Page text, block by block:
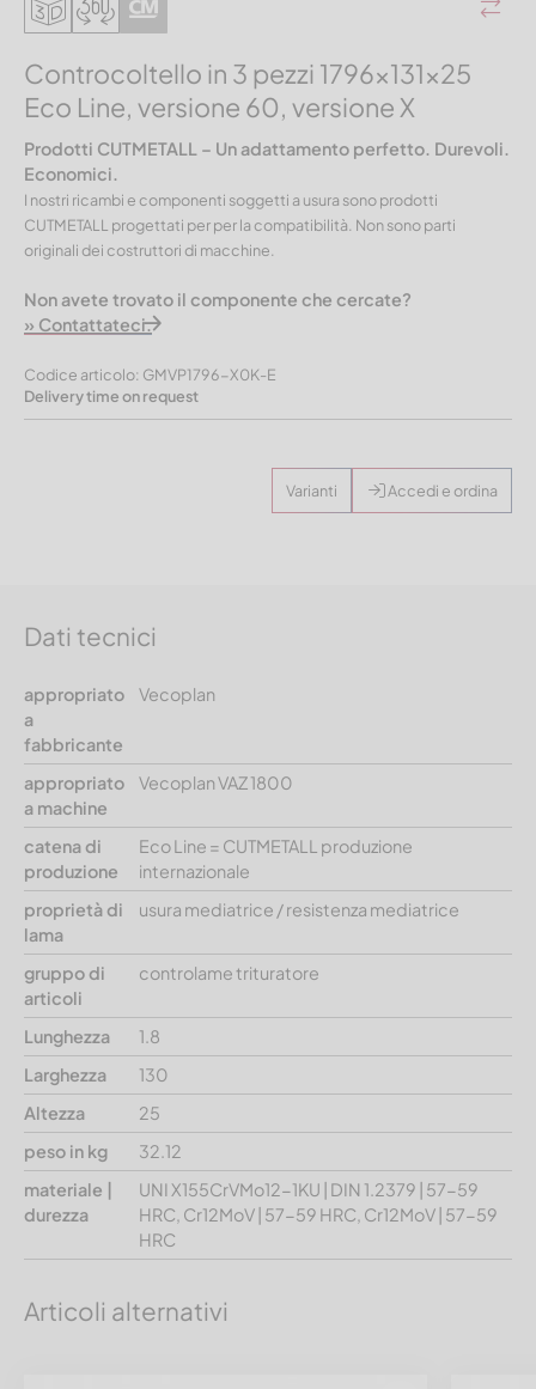
Controcoltello in 3 pezzi 1796x131x25
Eco Line, versione 60, versione X
Prodotti CUTMETALL – Un adattamento perfetto. Durevoli.
Economici.
I nostri ricambi e componenti soggetti a usura sono prodotti
CUTMETALL progettati per per la compatibilità. Non sono parti
originali dei costruttori di macchine.
Non avete trovato il componente che cercate?
» Contattateci.
Codice articolo: GMVP1796-X0K-E
Delivery time on request
Varianti Accedi e ordina
Dati tecnici
appropriato
a
fabbricante
Vecoplan
appropriato
a machine
Vecoplan VAZ 1800
catena di
produzione
Eco Line = CUTMETALL produzione
internazionale
proprietà di
lama
usura mediatrice / resistenza mediatrice
gruppo di
articoli
controlame trituratore
Lunghezza
1.8
Larghezza
130
Altezza
25
peso in kg
32.12
materiale |
durezza
UNI X155CrVMo12-1KU | DIN 1.2379 | 57-59
HRC, Cr12MoV | 57-59 HRC, Cr12MoV | 57-59
HRC
Articoli alternativi